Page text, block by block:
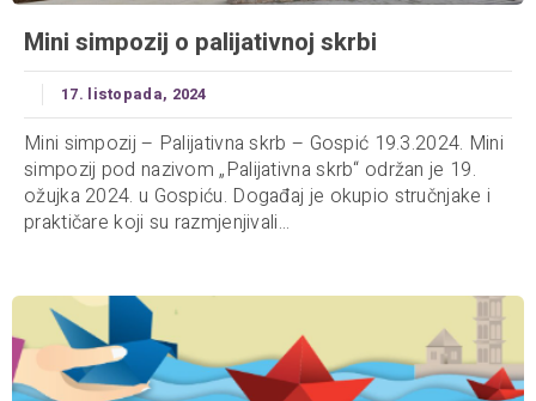
Mini simpozij o palijativnoj skrbi
17. listopada, 2024
Mini simpozij – Palijativna skrb – Gospić 19.3.2024. Mini
simpozij pod nazivom „Palijativna skrb“ održan je 19.
ožujka 2024. u Gospiću. Događaj je okupio stručnjake i
praktičare koji su razmjenjivali...